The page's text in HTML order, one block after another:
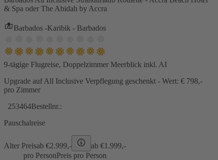
& Spa oder The Abidah by Accra
Barbados -Karibik - Barbados
9-tägige Flugreise, Doppelzimmer Meerblick inkl. AI
Upgrade auf All Inclusive Verpflegung geschenkt - Wert: € 798,-
pro Zimmer
253464Bestellnr.:
Pauschalreise
Alter Preisab €2.999,- ab €1.999,-
pro PersonPreis pro Person